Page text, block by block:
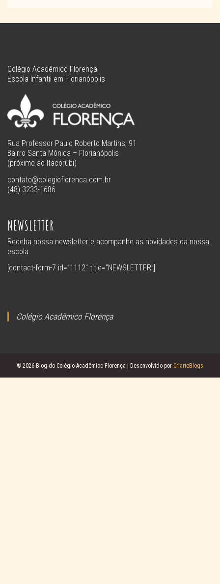
Colégio Acadêmico Florença
Escola Infantil em Florianópolis
Rua Professor Paulo Roberto Martins, 91
Bairro Santa Mônica – Florianópolis
(próximo ao Itacorubi)
contato@colegioflorenca.com.br
(48) 3233-1686
NEWSLETTER
Receba nossa newsletter e acompanhe as novidades da nossa
escola
[contact-form-7 id=”1112″ title=”NEWSLETTER”]
Colégio Acadêmico Florença
© 2026 Blog do Colégio Acadêmico Florença | Desenvolvido por CriarteBlogs